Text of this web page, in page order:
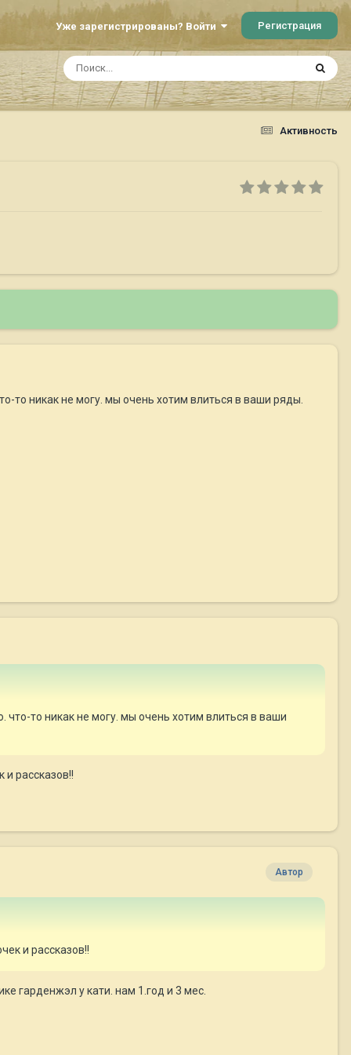
Уже зарегистрированы? Войти Регистрация
Активность
то никак не могу. мы очень хотим влиться в ваши ряды.
что-то никак не могу. мы очень хотим влиться в ваши
и рассказов!!
Автор
и рассказов!!
гарденжэл у кати. нам 1.год и 3 мес.